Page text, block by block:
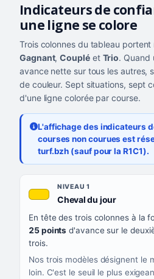
Indicateurs de
une ligne se colore
Trois colonnes du tableau
Gagnant,Coupléet Trio. Quand
avance nette sur tous les autres,
de couleur. Sept situations, sept
d'une ligne colorée par course.
L'affichage des indicateurs
courses non courues est
turf.bzh (sauf pour la R1C1).
QUAND LA LIGNE PREND CETTE
CE QUE CELA VOUS DIT
NIVEAU 1
Cheval du jour, couleur
En tête des trois colonnes à la
25 points d'avance sur le
trois.
Nos trois modèles désignent le
loin. C'est le seuil le plus